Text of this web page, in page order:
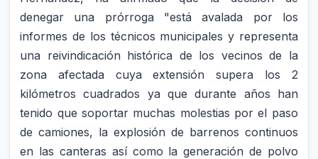
denegar una prórroga "está avalada por los
informes de los técnicos municipales y representa
una reivindicación histórica de los vecinos de la
zona afectada cuya extensión supera los 2
kilómetros cuadrados ya que durante años han
tenido que soportar muchas molestias por el paso
de camiones, la explosión de barrenos continuos
en las canteras así como la generación de polvo